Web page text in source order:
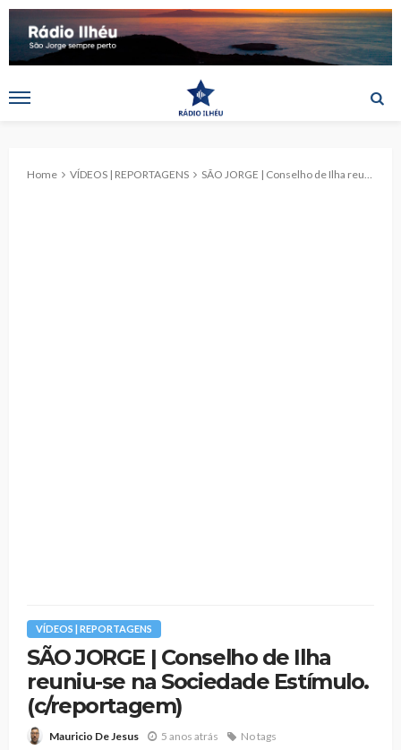
Home VÍDEOS | REPORTAGENS SÃO JORGE | Conselho de Ilha reuniu-se na Sociedade Estímulo. (c/reportagem)
VÍDEOS | REPORTAGENS
SÃO JORGE | Conselho de Ilha
reuniu-se na Sociedade Estímulo.
(c/reportagem)
Mauricio De Jesus 5 anos atrás No tags